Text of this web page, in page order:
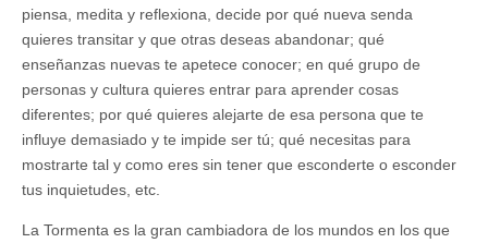
piensa, medita y reflexiona, decide por qué nueva senda
quieres transitar y que otras deseas abandonar; qué
enseñanzas nuevas te apetece conocer; en qué grupo de
personas y cultura quieres entrar para aprender cosas
diferentes; por qué quieres alejarte de esa persona que te
influye demasiado y te impide ser tú; qué necesitas para
mostrarte tal y como eres sin tener que esconderte o esconder
tus inquietudes, etc.
La Tormenta es la gran cambiadora de los mundos en los que